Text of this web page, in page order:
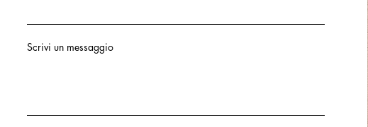
Scrivi un messaggio